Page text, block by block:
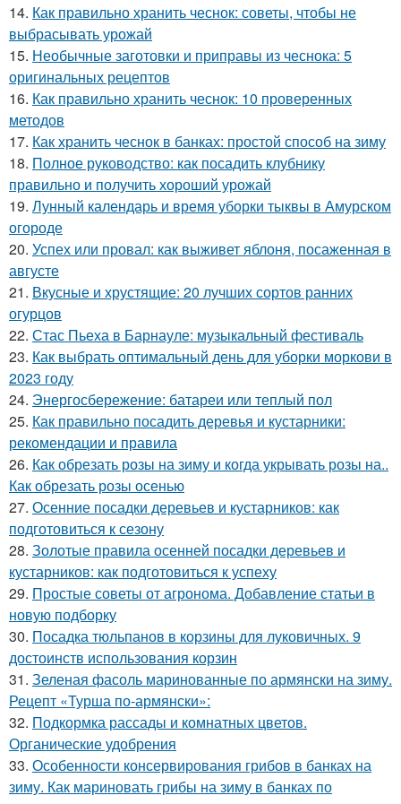
14. Как правильно хранить чеснок: советы, чтобы не
выбрасывать урожай
15. Необычные заготовки и приправы из чеснока: 5
оригинальных рецептов
16. Как правильно хранить чеснок: 10 проверенных
методов
17. Как хранить чеснок в банках: простой способ на зиму
18. Полное руководство: как посадить клубнику
правильно и получить хороший урожай
19. Лунный календарь и время уборки тыквы в Амурском
огороде
20. Успех или провал: как выживет яблоня, посаженная в
августе
21. Вкусные и хрустящие: 20 лучших сортов ранних
огурцов
22. Стас Пьеха в Барнауле: музыкальный фестиваль
23. Как выбрать оптимальный день для уборки моркови в
2023 году
24. Энергосбережение: батареи или теплый пол
25. Как правильно посадить деревья и кустарники:
рекомендации и правила
26. Как обрезать розы на зиму и когда укрывать розы на..
Как обрезать розы осенью
27. Осенние посадки деревьев и кустарников: как
подготовиться к сезону
28. Золотые правила осенней посадки деревьев и
кустарников: как подготовиться к успеху
29. Простые советы от агронома. Добавление статьи в
новую подборку
30. Посадка тюльпанов в корзины для луковичных. 9
достоинств использования корзин
31. Зеленая фасоль маринованные по армянски на зиму.
Рецепт «Турша по-армянски»:
32. Подкормка рассады и комнатных цветов.
Органические удобрения
33. Особенности консервирования грибов в банках на
зиму. Как мариновать грибы на зиму в банках по